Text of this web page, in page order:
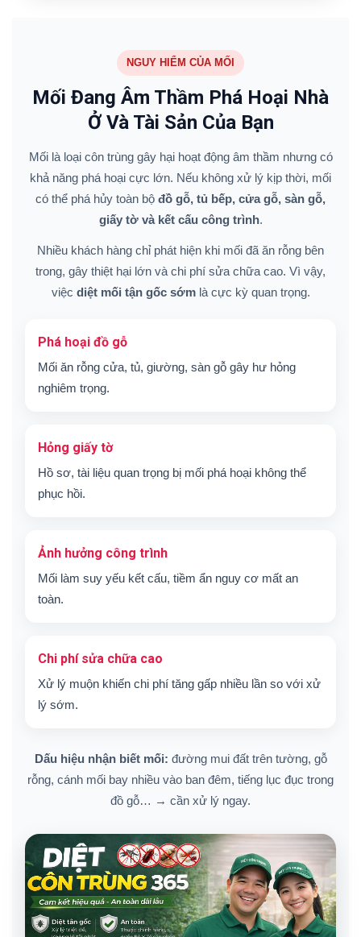
NGUY HIỂM CỦA MỐI
Mối Đang Âm Thầm Phá Hoại Nhà
Ở Và Tài Sản Của Bạn
Mối là loại côn trùng gây hại hoạt động âm thầm nhưng có
khả năng phá hoại cực lớn. Nếu không xử lý kịp thời, mối
có thể phá hủy toàn bộ đồ gỗ, tủ bếp, cửa gỗ, sàn gỗ,
giấy tờ và kết cấu công trình.
Nhiều khách hàng chỉ phát hiện khi mối đã ăn rỗng bên
trong, gây thiệt hại lớn và chi phí sửa chữa cao. Vì vậy,
việc diệt mối tận gốc sớmlà cực kỳ quan trọng.
Phá hoại đồ gỗ
Mối ăn rỗng cửa, tủ, giường, sàn gỗ gây hư hỏng
nghiêm trọng.
Hỏng giấy tờ
Hồ sơ, tài liệu quan trọng bị mối phá hoại không thể
phục hồi.
Ảnh hưởng công trình
Mối làm suy yếu kết cấu, tiềm ẩn nguy cơ mất an
toàn.
Chi phí sửa chữa cao
Xử lý muộn khiến chi phí tăng gấp nhiều lần so với xử
lý sớm.
Dấu hiệu nhận biết mối: đường mui đất trên tường, gỗ
rỗng, cánh mối bay nhiều vào ban đêm, tiếng lục đục trong
đồ gỗ… → cần xử lý ngay.